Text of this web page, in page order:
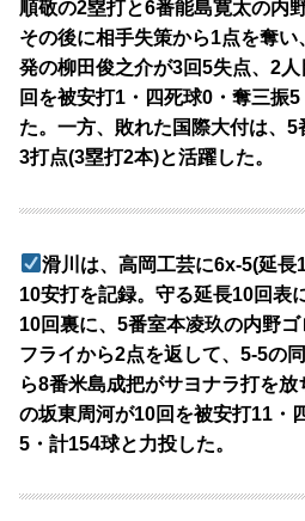
順敬の2塁打と6番能島寛太の内
その後に相手失策から1点を奪
発の柳田俊之介が3回5失点、2
回を被安打1・四死球0・奪三振
た。一方、敗れた国際大付は、
3打点(3塁打2本)と活躍した。
滑川は、高岡工芸に6x-5(延長
10安打を記録。守る延長10回表
10回裏に、5番室本凌玖の内野
フライから2点を返して、5-5の
ら8番米島成把がサヨナラ打を
の坂東周河が10回を被安打11・
5・計154球と力投した。